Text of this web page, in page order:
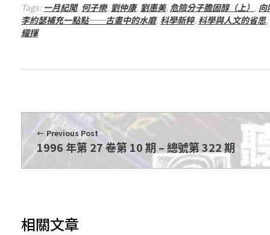
期
號
第
2
Tags:一月紀聞, 何子樂, 劉仲康, 劉惠美, 危險分子膽固醇（上） , 向
李約瑟補充一點點──古畫中的水磨, 科學新粹, 科學與人文的省思,
耀揮
Previous Post
1996 年第 27 卷第 10 期 – 總號第 322 期
相關文章